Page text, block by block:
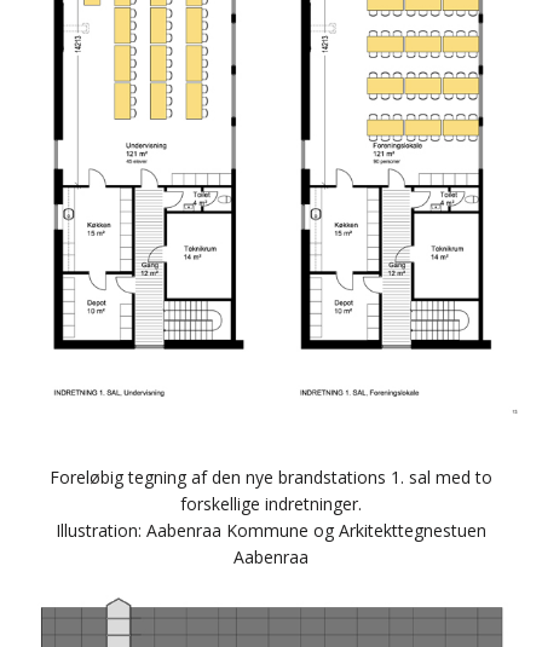
Foreløbig tegning af den nye brandstations 1. sal med to
forskellige indretninger.
Illustration: Aabenraa Kommune og Arkitekttegnestuen
Aabenraa